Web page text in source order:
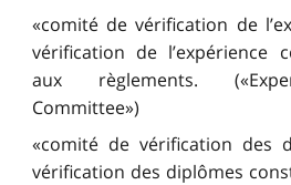
«comité de vérification de
vérification de l’expérience
aux règlements.
Committee»)
«comité de vérification des
vérification des diplômes